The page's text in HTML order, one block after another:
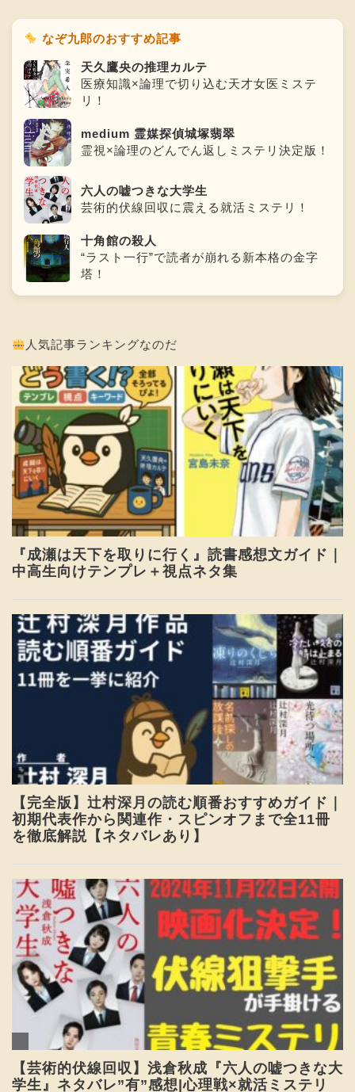
なぞ九郎のおすすめ記事
天久鷹央の推理カルテ
医療知識×論理で切り込む天才女医ミステ
リ！
medium 霊媒探偵城塚翡翠
霊視×論理のどんでん返しミステリ決定版！
六人の嘘つきな大学生
芸術的伏線回収に震える就活ミステリ！
十角館の殺人
“ラスト一行”で読者が崩れる新本格の金字
塔！
人気記事ランキングなのだ